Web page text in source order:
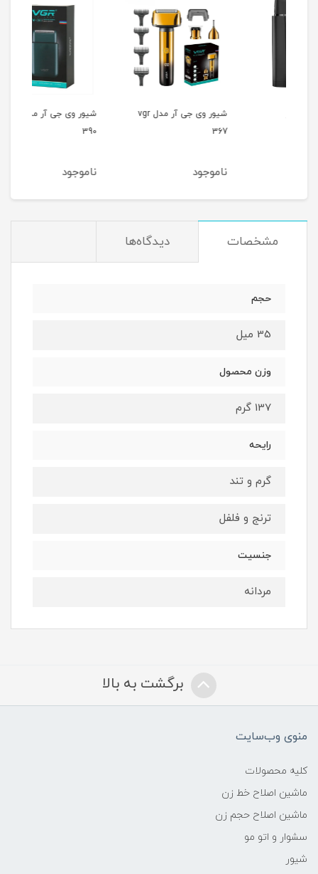
شیور وی جی آر مدل vgr
شیور وی جی آر مدل vgr
مشخصات دیدگاه‌ها
حجم
35 میل
وزن محصول
137 گرم
رایحه
گرم و تند
ترنج و فلفل
جنسیت
مردانه
برگشت به بالا
منوی وب‌سایت
کلیه محصولات
ماشین اصلاح خط زن
ماشین اصلاح حجم زن
سشوار و اتو مو
شیور